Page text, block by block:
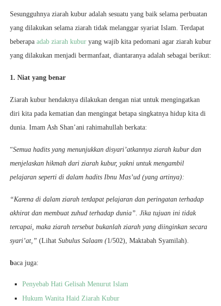
Sesungguhnya ziarah kubur adalah sesuatu yang baik selama perbuatan
yang dilakukan selama ziarah tidak melanggar syariat Islam. Terdapat
beberapa adab ziarah kubur yang wajib kita pedomani agar ziarah kubur
yang dilakukan menjadi bermanfaat, diantaranya adalah sebagai berikut:
1. Niat yang benar
Ziarah kubur hendaknya dilakukan dengan niat untuk mengingatkan
diri kita pada kematian dan mengingat betapa singkatnya hidup kita di
dunia. Imam Ash Shan’ani rahimahullah berkata:
“Semua hadits yang menunjukkan disyari’atkannya ziarah kubur dan
menjelaskan hikmah dari ziarah kubur, yakni untuk mengambil
pelajaran seperti di dalam hadits Ibnu Mas’ud (yang artinya):
“Karena di dalam ziarah terdapat pelajaran dan peringatan terhadap
akhirat dan membuat zuhud terhadap dunia”. Jika tujuan ini tidak
tercapai, maka ziarah tersebut bukanlah ziarah yang diinginkan secara
syari’at,” (Lihat Subulus Salaam (1/502), Maktabah Syamilah).
baca juga:
Penyebab Hati Gelisah Menurut Islam
Hukum Wanita Haid Ziarah Kubur